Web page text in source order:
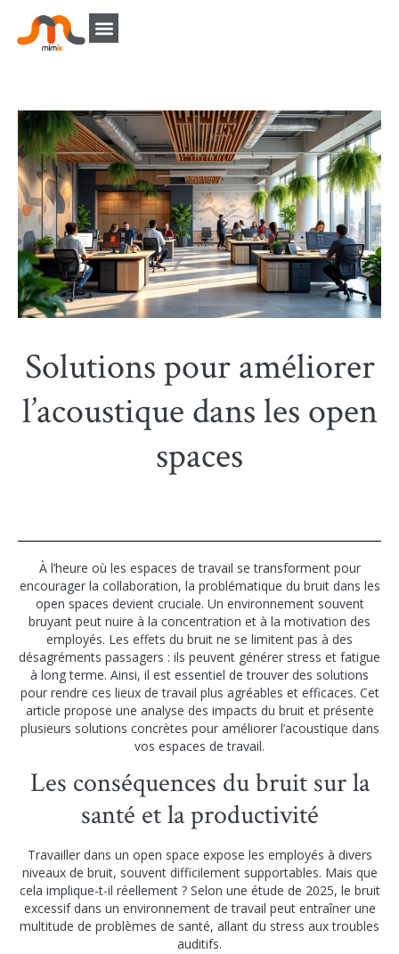
Solutions pour améliorer
l’acoustique dans les open
spaces
À l’heure où les espaces de travail se transforment pour
encourager la collaboration, la problématique du bruit dans les
open spaces devient cruciale. Un environnement souvent
bruyant peut nuire à la concentration et à la motivation des
employés. Les effets du bruit ne se limitent pas à des
désagréments passagers : ils peuvent générer stress et fatigue
à long terme. Ainsi, il est essentiel de trouver des solutions
pour rendre ces lieux de travail plus agréables et efficaces. Cet
article propose une analyse des impacts du bruit et présente
plusieurs solutions concrètes pour améliorer l’acoustique dans
vos espaces de travail.
Les conséquences du bruit sur la
santé et la productivité
Travailler dans un open space expose les employés à divers
niveaux de bruit, souvent difficilement supportables. Mais que
cela implique-t-il réellement ? Selon une étude de 2025, le bruit
excessif dans un environnement de travail peut entraîner une
multitude de problèmes de santé, allant du stress aux troubles
auditifs.